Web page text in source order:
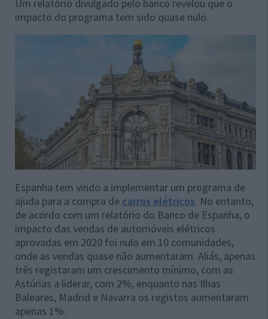
Um relatório divulgado pelo banco revelou que o
impacto do programa tem sido quase nulo.
Espanha tem vindo a implementar um programa de
ajuda para a compra de carros elétricos. No entanto,
de acordo com um relatório do Banco de Espanha, o
impacto das vendas de automóveis elétricos
aprovadas em 2020 foi nulo em 10 comunidades,
onde as vendas quase não aumentaram. Aliás, apenas
três registaram um crescimento mínimo, com as
Astúrias a liderar, com 2%, enquanto nas Ilhas
Baleares, Madrid e Navarra os registos aumentaram
apenas 1%.